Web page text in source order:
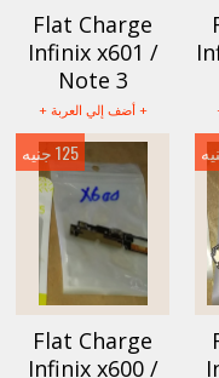
Flat Charge
Infinix x601 /
Note 3
+ أضف إلي العربة +
Flat Charge
Infinix x600 /
125 جنيه